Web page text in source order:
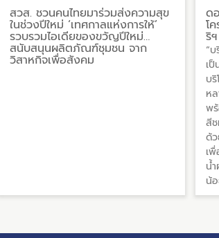
สวส. ชวนคนไทยมาร่วมส่งความสุข
ในช่วงปีใหม่ ‘เทศกาลแห่งการให้’
รวบรวมไอเดียของขวัญปีใหม่…
สนับสนุนผลิตภัณฑ์ชุมชน จาก
วิสาหกิจเพื่อสังคม
ด
โ
ริฯ
“
เ
บ
ห
พ
สี
ด้
เ
น้
น้